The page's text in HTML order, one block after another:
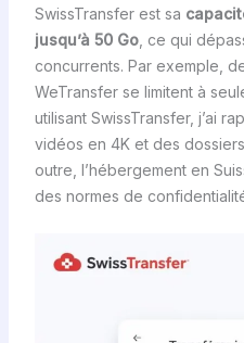
SwissTransfer est sa
jusqu’à 50 Go, ce qui
concurrents. Par exemple,
WeTransfer se limitent à
utilisant SwissTransfer, j’ai
vidéos en 4K et des
outre, l’hébergement en
des normes de